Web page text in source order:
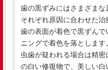
歯の黒ずみにはさまざま
それぞれ原因に合わせた治
歯の表面が着色で黒ずん
ニングで着色を落とします。
虫歯が疑われる場合は精
の白い修復物で、美しい白